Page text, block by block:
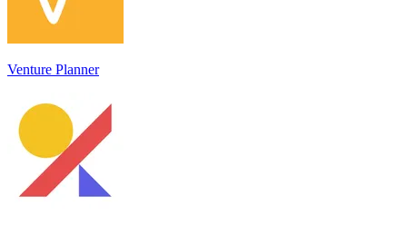
Venture Planner